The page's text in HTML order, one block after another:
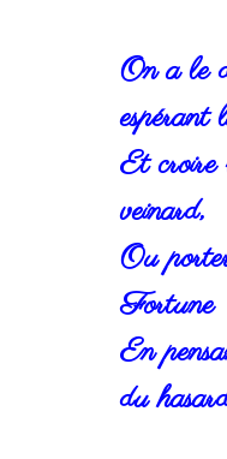
On a le
espérant
Et croire
veinard,
Ou
Fortune
En
du